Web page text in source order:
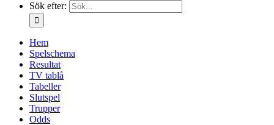
Sök efter:
Hem
Spelschema
Resultat
TV tablå
Tabeller
Slutspel
Trupper
Odds